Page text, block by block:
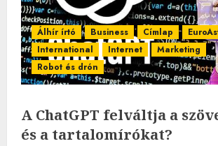
Álhír írtó Business Címlap
International
Internet
Marketing
Robot és drón
A ChatGPT felváltja a
és a tartalomírókat?